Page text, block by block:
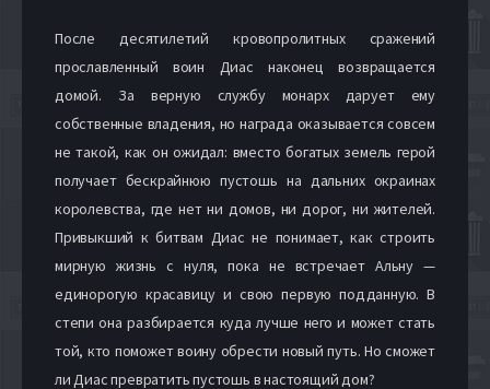
После десятилетий кровопролитных сражений
прославленный воин Диас наконец возвращается
домой. За верную службу монарх дарует ему
собственные владения, но награда оказывается совсем
не такой, как он ожидал: вместо богатых земель герой
получает бескрайнюю пустошь на дальних окраинах
королевства, где нет ни домов, ни дорог, ни жителей.
Привыкший к битвам Диас не понимает, как строить
мирную жизнь с нуля, пока не встречает Альну —
единорогую красавицу и свою первую подданную. В
степи она разбирается куда лучше него и может стать
той, кто поможет воину обрести новый путь. Но сможет
ли Диас превратить пустошь в настоящий дом?